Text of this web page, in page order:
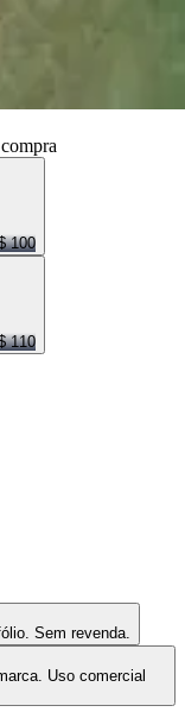
100
110
Sem revenda.
Uso comercial